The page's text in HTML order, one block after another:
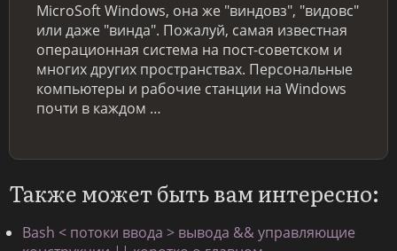
MicroSoft Windows, она же "виндовз", "видовс"
или даже "винда". Пожалуй, самая известная
операционная система на пост-советском и
многих других пространствах. Персональные
компьютеры и рабочие станции на Windows
почти в каждом …
Также может быть вам интересно:
Bash < потоки ввода > вывода && управляющие